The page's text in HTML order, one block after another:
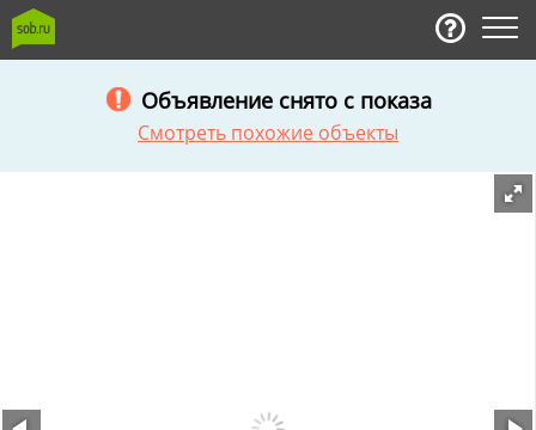
Объявление снято с показа
Смотреть похожие объекты